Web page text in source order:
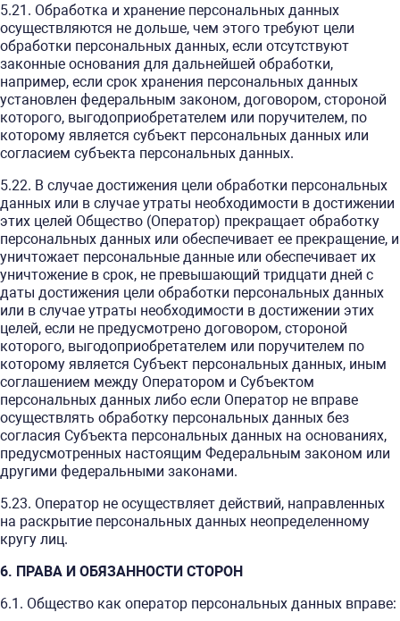
5.21. Обработка и хранение персональных данных
осуществляются не дольше, чем этого требуют цели
обработки персональных данных, если отсутствуют
законные основания для дальнейшей обработки,
например, если срок хранения персональных данных
установлен федеральным законом, договором, стороной
которого, выгодоприобретателем или поручителем, по
которому является субъект персональных данных или
согласием субъекта персональных данных.
5.22. В случае достижения цели обработки персональных
данных или в случае утраты необходимости в достижении
этих целей Общество (Оператор) прекращает обработку
персональных данных или обеспечивает ее прекращение, и
уничтожает персональные данные или обеспечивает их
уничтожение в срок, не превышающий тридцати дней с
даты достижения цели обработки персональных данных
или в случае утраты необходимости в достижении этих
целей, если не предусмотрено договором, стороной
которого, выгодоприобретателем или поручителем по
которому является Субъект персональных данных, иным
соглашением между Оператором и Субъектом
персональных данных либо если Оператор не вправе
осуществлять обработку персональных данных без
согласия Субъекта персональных данных на основаниях,
предусмотренных настоящим Федеральным законом или
другими федеральными законами.
5.23. Оператор не осуществляет действий, направленных
на раскрытие персональных данных неопределенному
кругу лиц.
6. ПРАВА И ОБЯЗАННОСТИ СТОРОН
6.1. Общество как оператор персональных данных вправе: